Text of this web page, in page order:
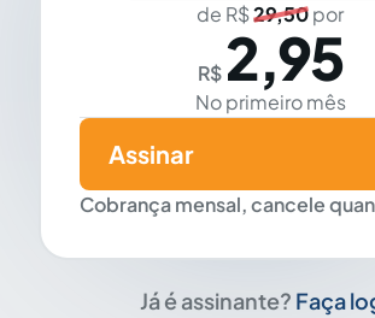
de R$29,50por
R$ 2,95
No primeiro mês
Cobrança mensal, cancele
Assinar
Já é assinante? Faça